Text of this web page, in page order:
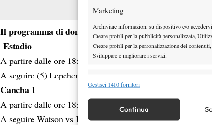
Marketing
Archiviare informazioni su dispositivo e/o
Creare profili per la pubblicità personalizzata,
Creare profili per la personalizzazione dei
Sviluppare e migliorare i servizi.
Funzionalità
Identificare i dispositivi in base alle informazioni
Gestisci 1410 fornitori
Continua
Il programma di domenica 22 febbraio
Estadio
A partire dalle ore 18:00 (1) Zhang vs(WC) Trevisan
A seguire (5) Lepchenko vs (8) Avanesyan
Cancha 1
A partire dalle ore 18:00 (6) Timofeeva vs (7) Carle
A seguire Watson vs Karatancheva